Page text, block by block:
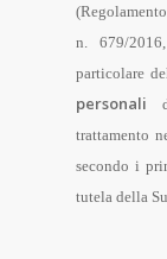
n. 679/
particolare
personali
trattamento
secondo i
tutela della